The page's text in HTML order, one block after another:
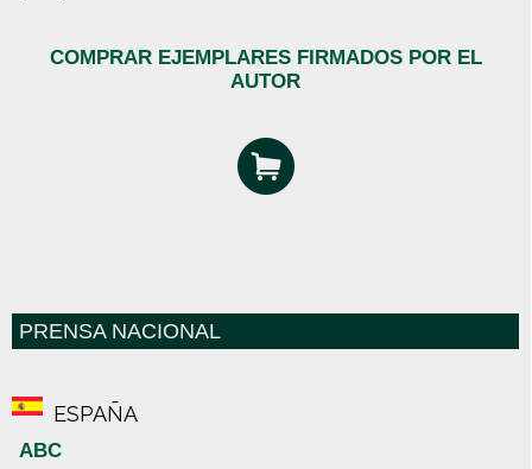
COMPRAR EJEMPLARES FIRMADOS POR EL
AUTOR
PRENSA NACIONAL
ESPAÑA
ABC